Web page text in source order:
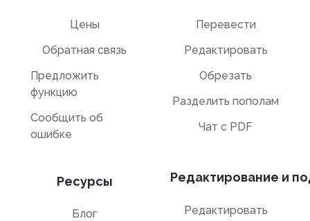
Цены
Обратная связь
Предложить
функцию
Сообщить об
ошибке
Ресурсы
Блог
Перевести
Редактировать
Обрезать
Разделить пополам
Чат с PDF
Редактирование и
Редактировать